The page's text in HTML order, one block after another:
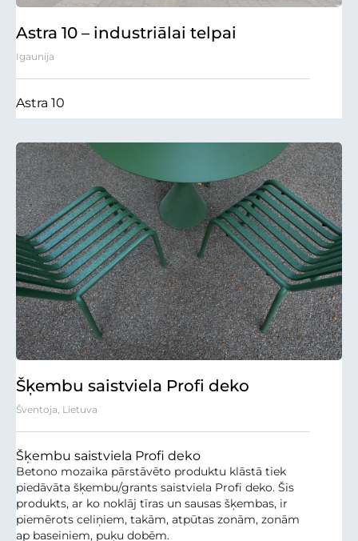
Astra 10 – industriālai telpai
Igaunija
Astra 10
Šķembu saistviela Profi deko
Šventoja, Lietuva
Šķembu saistviela Profi deko
Betono mozaika pārstāvēto produktu klāstā tiek
piedāvāta šķembu/grants saistviela Profi deko. Šis
produkts, ar ko noklāj tīras un sausas šķembas, ir
piemērots celiņiem, takām, atpūtas zonām, zonām
ap baseiniem, puķu dobēm.